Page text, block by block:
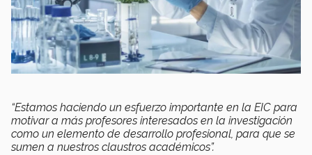
“Estamos haciendo un esfuerzo importante en la EIC para
motivar a más profesores interesados en la investigación
como un elemento de desarrollo profesional, para que se
sumen a nuestros claustros académicos”.